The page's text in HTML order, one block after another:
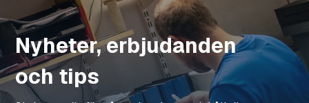
Nyheter, erbjudanden
och tips